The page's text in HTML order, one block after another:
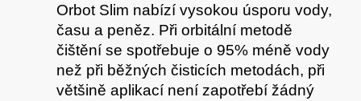
Orbot Slim nabízí vysokou úsporu vody,
času a peněz. Při orbitální metodě
čištění se spotřebuje o 95% méně vody
než při běžných čisticích metodách, při
většině aplikací není zapotřebí žádný